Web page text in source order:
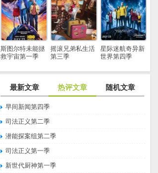
斯图尔特未能拯
救宇宙第一季
摇滚兄弟私生活
第三季
星际迷航奇异新
世界第四季
最新文章 热评文章 随机文章
早间新闻第四季
司法正义第二季
潜能探案组第二季
司法正义第一季
新世代厨神第一季